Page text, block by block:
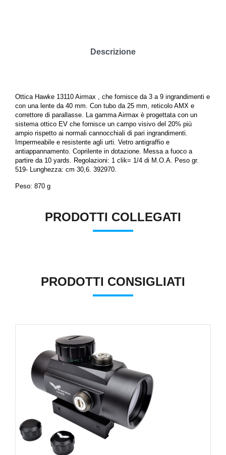
Descrizione
Ottica Hawke 13110 Airmax , che fornisce da 3 a 9 ingrandimenti e
con una lente da 40 mm. Con tubo da 25 mm, reticolo AMX e
correttore di parallasse. La gamma Airmax è progettata con un
sistema ottico EV che fornisce un campo visivo del 20% più
ampio rispetto ai normali cannocchiali di pari ingrandimenti.
Impermeabile e resistente agli urti. Vetro antigraffio e
antiappannamento. Coprilente in dotazione. Messa a fuoco a
partire da 10 yards. Regolazioni: 1 clik= 1/4 di M.O.A. Peso gr.
519- Lunghezza: cm 30,6. 392970.
Peso: 870 g
PRODOTTI COLLEGATI
PRODOTTI CONSIGLIATI